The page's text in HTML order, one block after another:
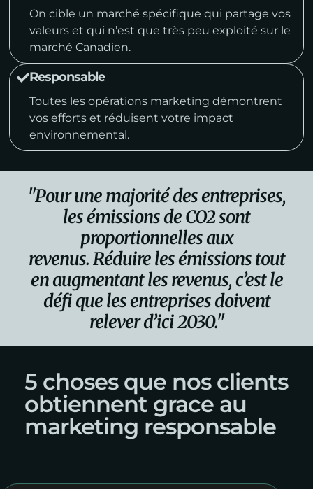
On cible un marché spécifique qui partage vos
valeurs et qui n’est que très peu exploité sur le
marché Canadien.
Responsable
Toutes les opérations marketing démontrent
vos efforts et réduisent votre impact
environnemental.
"Pour une majorité des entreprises,
les émissions de CO2 sont
proportionnelles aux
revenus. Réduire les émissions tout
en augmentant les revenus, c’est le
défi que les entreprises doivent
relever d’ici 2030."
5 choses que nos clients
obtiennent grace au
marketing responsable